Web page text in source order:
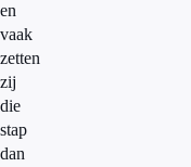
en
vaak
zetten
zij
die
stap
dan